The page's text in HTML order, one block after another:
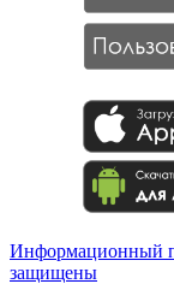
Информационный
защищены